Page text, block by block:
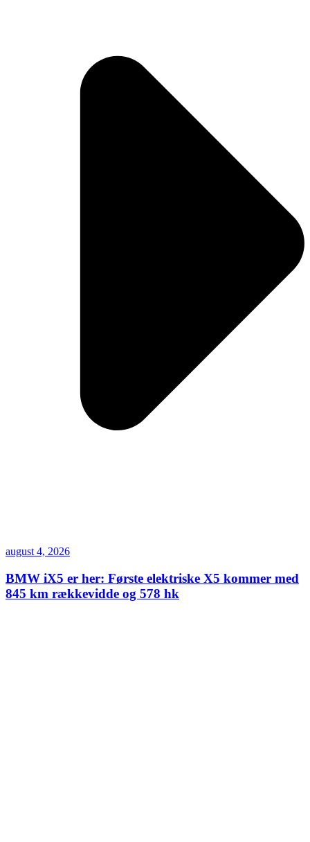
august 4, 2026
BMW iX5 er her: Første elektriske X5 kommer med
845 km rækkevidde og 578 hk